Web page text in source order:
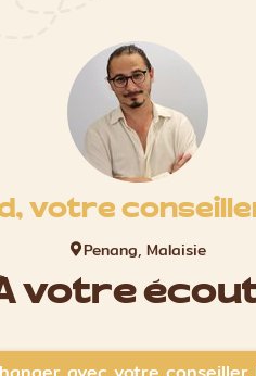
votre
Penang, Malaisie
votre